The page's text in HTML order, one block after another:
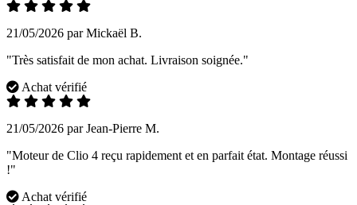
21/05/2026 par Mickaël B.
"Très satisfait de mon achat. Livraison soignée."
Achat vérifié
21/05/2026 par Jean-Pierre M.
"Moteur de Clio 4 reçu rapidement et en parfait état. Montage réussi
!"
Achat vérifié